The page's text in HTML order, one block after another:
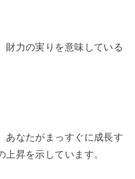
財力の実りを意味している
あなたがまっすぐに成長す
昇を示しています。